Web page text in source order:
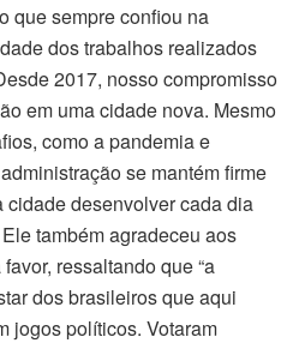
que sempre confiou na
dos trabalhos realizados
2017, nosso compromisso
em uma cidade nova. Mesmo
como a pandemia e
se mantém firme
cidade desenvolver cada dia
também agradeceu aos
ressaltando que “a
dos brasileiros que aqui
jogos políticos. Votaram